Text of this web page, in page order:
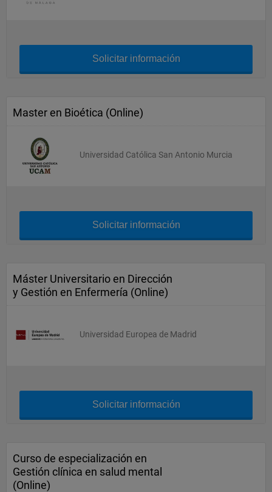
Solicitar información
Master en Bioética (Online)
Universidad Católica San Antonio Murcia
Solicitar información
Máster Universitario en Dirección
y Gestión en Enfermería (Online)
Universidad Europea de Madrid
Solicitar información
Curso de especialización en
Gestión clínica en salud mental
(Online)